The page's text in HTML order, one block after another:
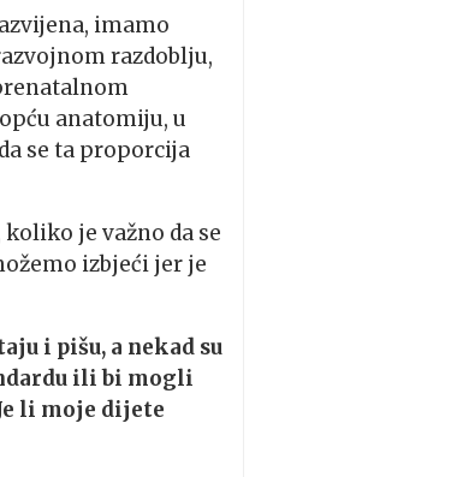
imamo
razdoblju,
anatomiju, u
se ta proporcija
je važno da se
izbjeći jer je
i pišu, a nekad su
ili bi mogli
li moje dijete